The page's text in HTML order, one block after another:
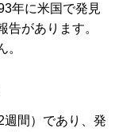
年に米国で発見
告があります。
。
間）であり、発